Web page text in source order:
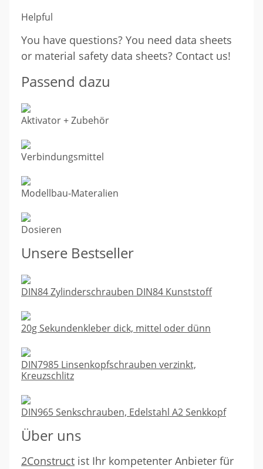
Helpful
You have questions? You need data sheets
or material safety data sheets? Contact us!
Passend dazu
Aktivator + Zubehör
Verbindungsmittel
Modellbau-Materalien
Dosieren
Unsere Bestseller
DIN84 Zylinderschrauben DIN84 Kunststoff
20g Sekundenkleber dick, mittel oder dünn
DIN7985 Linsenkopfschrauben verzinkt,
Kreuzschlitz
DIN965 Senkschrauben, Edelstahl A2 Senkkopf
Über uns
2Construct ist Ihr kompetenter Anbieter für